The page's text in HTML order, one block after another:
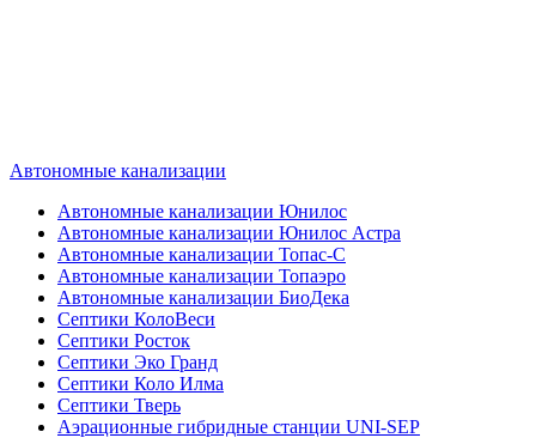
Автономные канализации
Автономные канализации Юнилос
Автономные канализации Юнилос Астра
Автономные канализации Топас-С
Автономные канализации Топаэро
Автономные канализации БиоДека
Септики КолоВеси
Септики Росток
Септики Эко Гранд
Септики Коло Илма
Септики Тверь
Аэрационные гибридные станции UNI-SEP